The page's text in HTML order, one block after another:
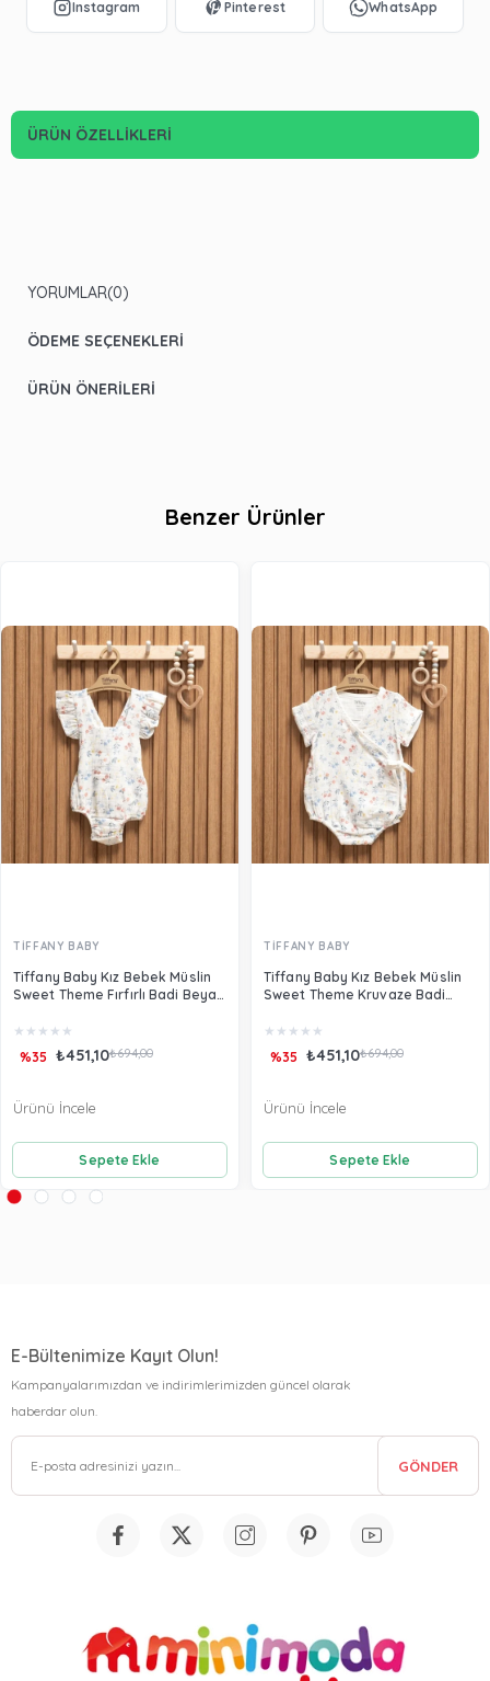
ÜRÜN ÖZELLIKLERI
YORUMLAR(0)
ÖDEME SEÇENEKLERI
ÜRÜN ÖNERILERI
Benzer Ürünler
TİFFANY BABY
Tiffany Baby Kız Bebek Müslin
Sweet Theme Fırfırlı Badi Beyaz
★ ★ ★ ★ ★
₺451,10₺694,00
%35
Sepete Ekle
Ürünü İncele
TİFFANY BABY
Tiffany Baby Kız Bebek Müslin
Sweet Theme Kruvaze Badi
★ ★ ★ ★ ★
₺451,10₺694,00
%35
Sepete Ekle
Ürünü İncele
E-Bültenimize Kayıt Olun!
Kampanyalarımızdan ve indirimlerimizden güncel olarak
haberdar olun.
GÖNDER